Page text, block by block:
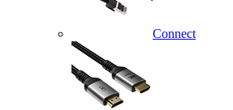
Connect